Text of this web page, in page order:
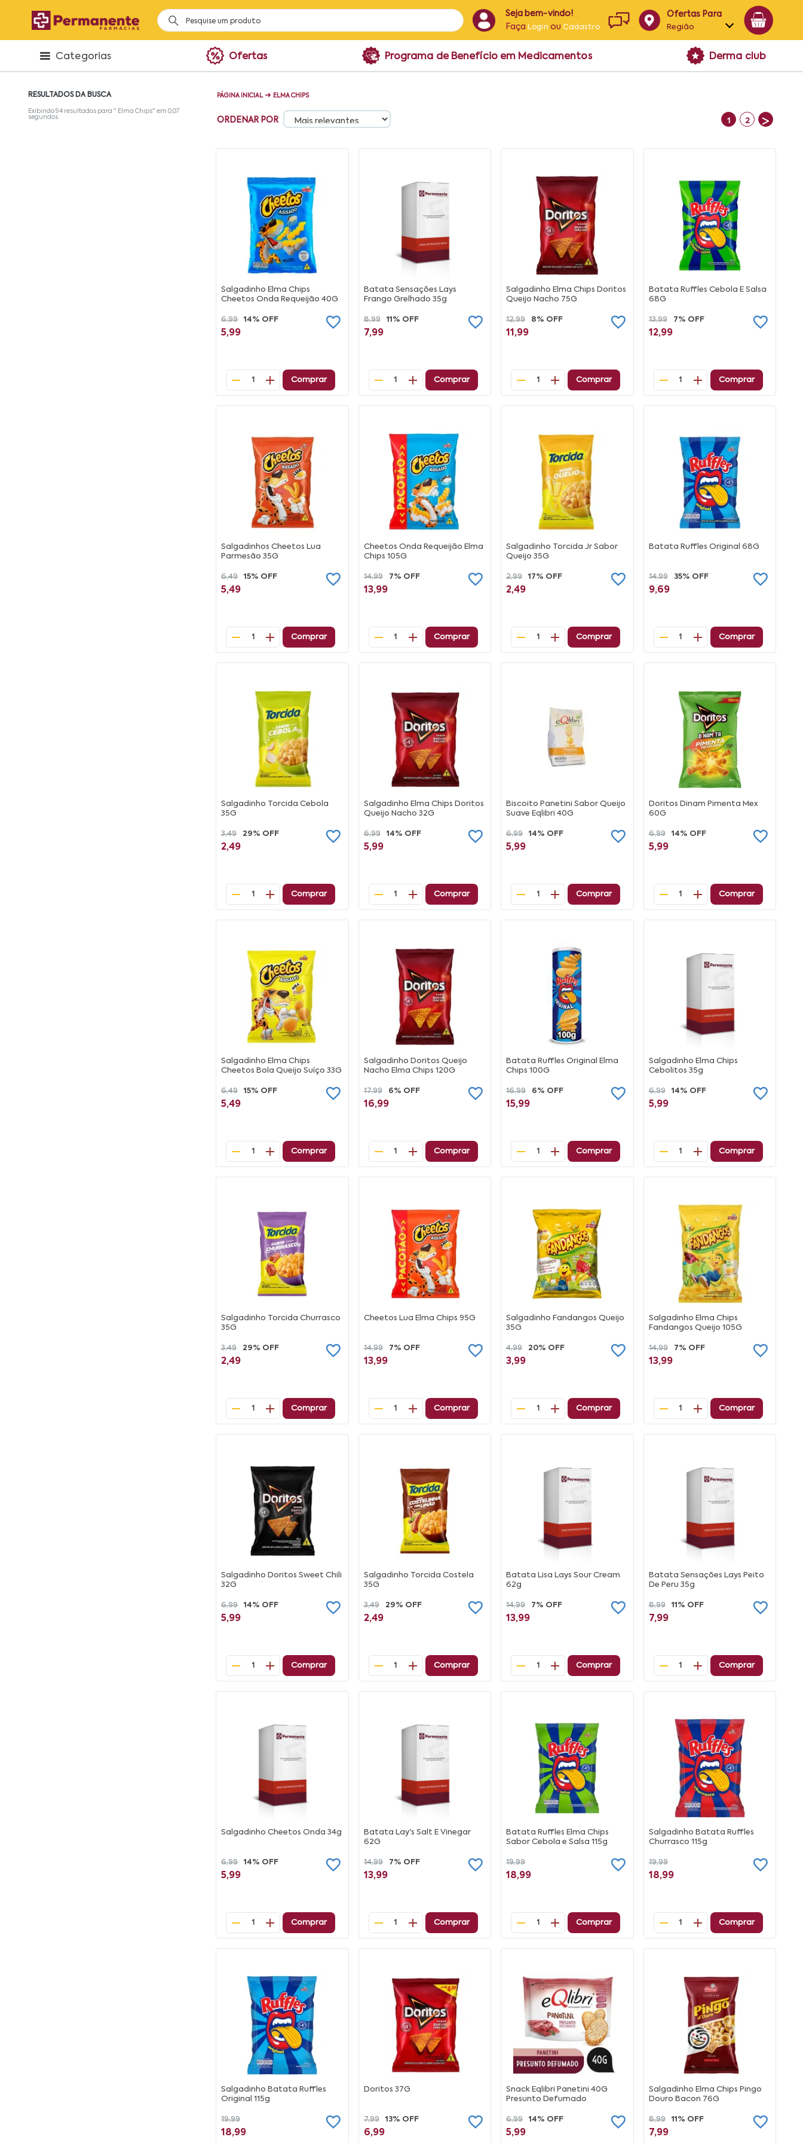
Seja bem-vindo!
Faça Login ouCadastro
Ofertas Para
Região
Alagoas
Pernambuco
Categorias Ofertas Programa de Benefício em Medicamentos Derma club
RESULTADOS DA BUSCA
Exibindo 94 resultados para " Elma Chips" em 0,07
segundos.
PÁGINA INICIAL ➜ ELMA CHIPS
ORDENAR POR 1 2 >
Salgadinho Elma Chips
Cheetos Onda Requeijão 40G
6,99 14% OFF
5,99
1 Comprar
Batata Sensações Lays
Frango Grelhado 35g
8,99 11% OFF
7,99
1 Comprar
Salgadinho Elma Chips Doritos
Queijo Nacho 75G
12,99 8% OFF
11,99
1 Comprar
Batata Ruffles Cebola E Salsa
68G
13,99 7% OFF
12,99
1 Comprar
Salgadinhos Cheetos Lua
Parmesão 35G
6,49 15% OFF
5,49
1 Comprar
Cheetos Onda Requeijão Elma
Chips 105G
14,99 7% OFF
13,99
1 Comprar
Salgadinho Torcida Jr Sabor
Queijo 35G
2,99 17% OFF
2,49
1 Comprar
Batata Ruffles Original 68G
14,99 35% OFF
9,69
1 Comprar
Salgadinho Torcida Cebola
35G
3,49 29% OFF
2,49
1 Comprar
Salgadinho Elma Chips Doritos
Queijo Nacho 32G
6,99 14% OFF
5,99
1 Comprar
Biscoito Panetini Sabor Queijo
Suave Eqlibri 40G
6,99 14% OFF
5,99
1 Comprar
Doritos Dinam Pimenta Mex
60G
6,99 14% OFF
5,99
1 Comprar
Salgadinho Elma Chips
Cheetos Bola Queijo Suíço 33G
6,49 15% OFF
5,49
1 Comprar
Salgadinho Doritos Queijo
Nacho Elma Chips 120G
17,99 6% OFF
16,99
1 Comprar
Batata Ruffles Original Elma
Chips 100G
16,99 6% OFF
15,99
1 Comprar
Salgadinho Elma Chips
Cebolitos 35g
6,99 14% OFF
5,99
1 Comprar
Salgadinho Torcida Churrasco
35G
3,49 29% OFF
2,49
1 Comprar
Cheetos Lua Elma Chips 95G
14,99 7% OFF
13,99
1 Comprar
Salgadinho Fandangos Queijo
35G
4,99 20% OFF
3,99
1 Comprar
Salgadinho Elma Chips
Fandangos Queijo 105G
14,99 7% OFF
13,99
1 Comprar
Salgadinho Doritos Sweet Chili
32G
6,99 14% OFF
5,99
1 Comprar
Salgadinho Torcida Costela
35G
3,49 29% OFF
2,49
1 Comprar
Batata Lisa Lays Sour Cream
62g
14,99 7% OFF
13,99
1 Comprar
Batata Sensações Lays Peito
De Peru 35g
8,99 11% OFF
7,99
1 Comprar
Salgadinho Cheetos Onda 34g
6,99 14% OFF
5,99
1 Comprar
Batata Lay's Salt E Vinegar
62G
14,99 7% OFF
13,99
1 Comprar
Batata Ruffles Elma Chips
Sabor Cebola e Salsa 115g
19,99
18,99
1 Comprar
Salgadinho Batata Ruffles
Churrasco 115g
19,99
18,99
1 Comprar
Salgadinho Batata Ruffles
Original 115g
19,99
18,99
Doritos 37G
7,99 13% OFF
6,99
Snack Eqlibri Panetini 40G
Presunto Defumado
6,99 14% OFF
5,99
Salgadinho Elma Chips Pingo
Douro Bacon 76G
8,99 11% OFF
7,99